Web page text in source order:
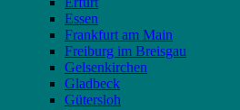
Essen
Frankfurt am Main
Freiburg im Breisgau
Gelsenkirchen
Gladbeck
Gütersloh